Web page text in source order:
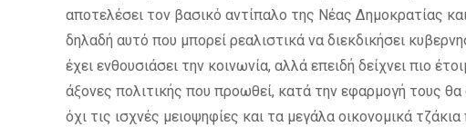
αποτελέσει τον βασικό αντίπαλο της Νέας Δημοκρατίας και
δηλαδή αυτό που μπορεί ρεαλιστικά να διεκδικήσει
έχει ενθουσιάσει την κοινωνία, αλλά επειδή δείχνει πιο
άξονες πολιτικής που προωθεί, κατά την εφαρμογή τους
όχι τις ισχνές μειοψηφίες και τα μεγάλα οικονομικά